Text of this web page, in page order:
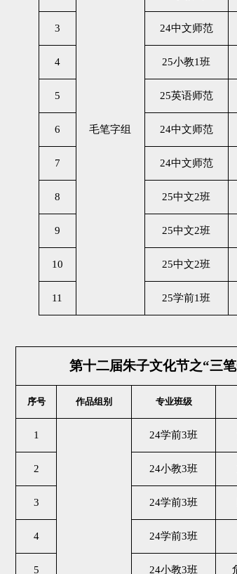
毛笔字组
3
24中文师范
4 25小教1班
5 25英语师范
6 24中文师范
7 24中文师范
8 25中文2班
9 25中文2班
10 25中文2班
11 25学前1班
第十二届朱子文化节之“三
序号 作品组别 专业班级
1 24学前3班
2 24小教3班
3
24学前3班
4 24学前3班
5 24小教3班